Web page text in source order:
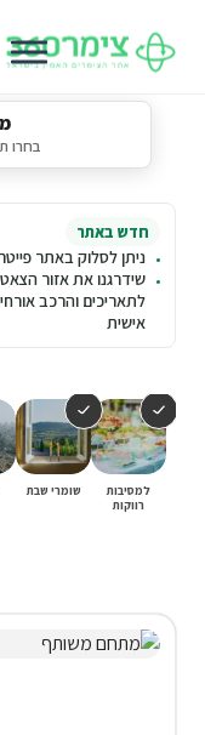
בחרו
חדש באתר
ניתן לסלוק באתר
שידרגנו את אזור
לתאריכים והרכב
אישית
למסיבות
רווקות
שומרי שבת